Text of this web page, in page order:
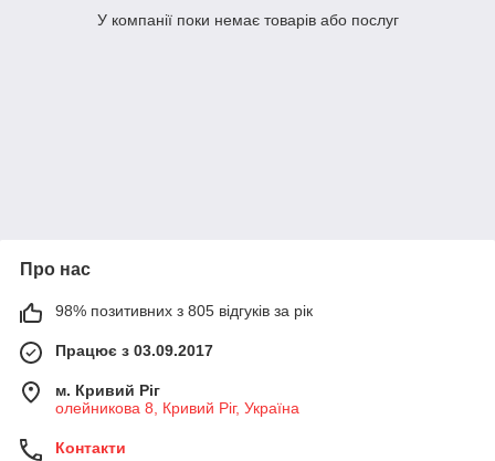
У компанії поки немає товарів або послуг
Про нас
98% позитивних з 805 відгуків за рік
Працює з 03.09.2017
м. Кривий Ріг
олейникова 8, Кривий Ріг, Україна
Контакти